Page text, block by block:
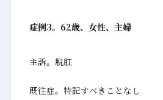
症例3。62歳、女性、主婦
主訴。脱肛
既往症。特記すべきことなし